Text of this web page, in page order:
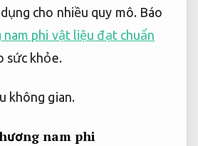
cho nhiều quy mô. Báo
nam phi vật liệu đạt chuẩn
sức khỏe.
không gian.
nam phi